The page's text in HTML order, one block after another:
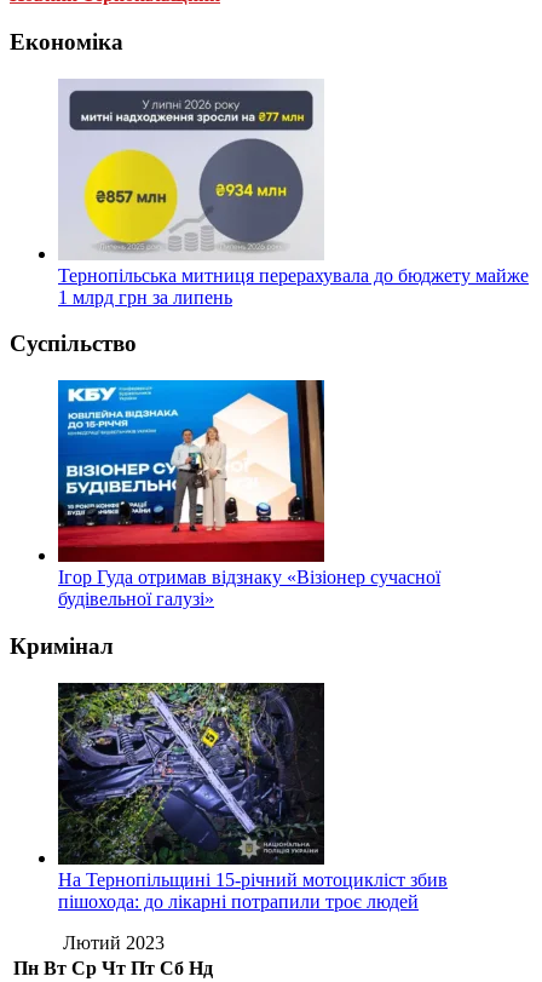
Економіка
Тернопільська митниця перерахувала до бюджету майже
1 млрд грн за липень
Суспільство
Ігор Гуда отримав відзнаку «Візіонер сучасної
будівельної галузі»
Кримінал
На Тернопільщині 15-річний мотоцикліст збив
пішохода: до лікарні потрапили троє людей
Лютий 2023
Пн Вт Ср Чт Пт Сб Нд